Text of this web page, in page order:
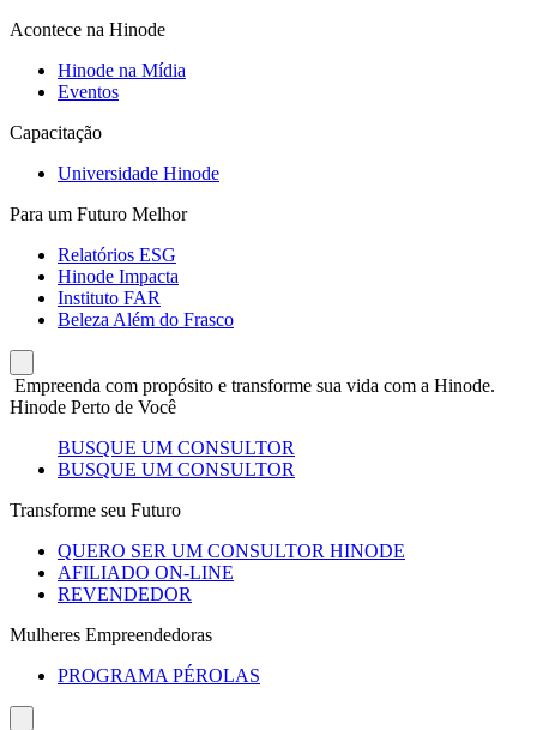
Acontece na Hinode
Hinode na Mídia
Eventos
Capacitação
Universidade Hinode
Para um Futuro Melhor
Relatórios ESG
Hinode Impacta
Instituto FAR
Beleza Além do Frasco
Empreenda com propósito e transforme sua vida com a Hinode.
Hinode Perto de Você
BUSQUE UM CONSULTOR
BUSQUE UM CONSULTOR
Transforme seu Futuro
QUERO SER UM CONSULTOR HINODE
AFILIADO ON-LINE
REVENDEDOR
Mulheres Empreendedoras
PROGRAMA PÉROLAS